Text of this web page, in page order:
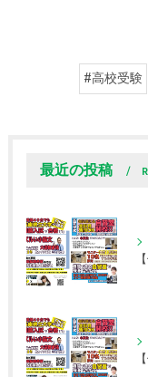
#高校受験
最近の投稿